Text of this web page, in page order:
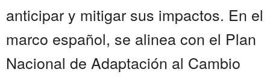
anticipar y mitigar sus impactos. En el
marco español, se alinea con el Plan
Nacional de Adaptación al Cambio